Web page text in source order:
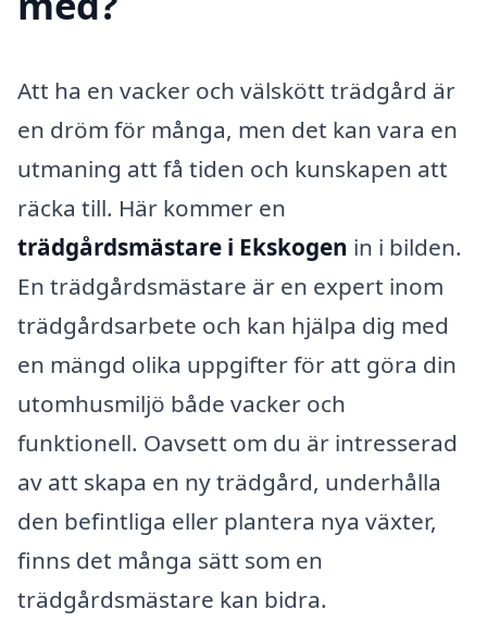
Att ha en vacker och välskött trädgård är
en dröm för många, men det kan vara en
utmaning att få tiden och kunskapen att
räcka till. Här kommer en
trädgårdsmästare i Ekskogen in i bilden.
En trädgårdsmästare är en expert inom
trädgårdsarbete och kan hjälpa dig med
en mängd olika uppgifter för att göra din
utomhusmiljö både vacker och
funktionell. Oavsett om du är intresserad
av att skapa en ny trädgård, underhålla
den befintliga eller plantera nya växter,
finns det många sätt som en
trädgårdsmästare kan bidra.